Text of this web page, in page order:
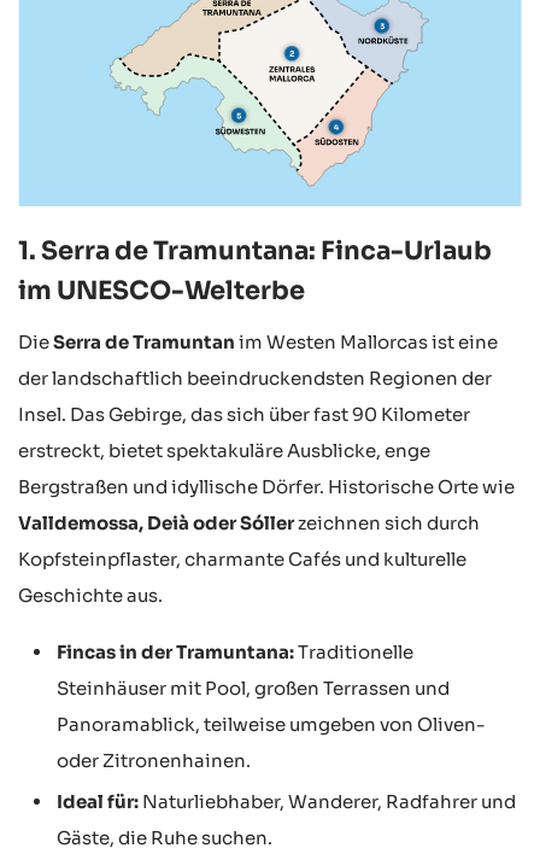
1. Serra de Tramuntana: Finca-Urlaub
im UNESCO-Welterbe
DieSerra de Tramuntan im Westen Mallorcas ist eine
der landschaftlich beeindruckendsten Regionen der
Insel. Das Gebirge, das sich über fast 90 Kilometer
erstreckt, bietet spektakuläre Ausblicke, enge
Bergstraßen und idyllische Dörfer. Historische Orte wie
Valldemossa, Deià oder Sóllerzeichnen sich durch
Kopfsteinpflaster, charmante Cafés und kulturelle
Geschichte aus.
Fincas in der Tramuntana:Traditionelle
Steinhäuser mit Pool, großen Terrassen und
Panoramablick, teilweise umgeben von Oliven-
oder Zitronenhainen.
Ideal für: Naturliebhaber, Wanderer, Radfahrer und
Gäste, die Ruhe suchen.